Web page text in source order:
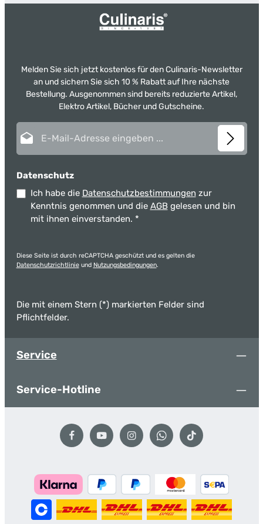
Melden Sie sich jetzt kostenlos für den Culinaris-Newsletter
an und sichern Sie sich 10 % Rabatt auf Ihre nächste
Bestellung. Ausgenommen sind bereits reduzierte Artikel,
Elektro Artikel, Bücher und Gutscheine.
Datenschutz
Ich habe die Datenschutzbestimmungen zur
Kenntnis genommen und die AGB gelesen und bin
mit ihnen einverstanden. *
Diese Seite ist durch reCAPTCHA geschützt und es gelten die
Datenschutzrichtlinieund Nutzungsbedingungen.
Die mit einem Stern (*) markierten Felder sind
Pflichtfelder.
Service
Service-Hotline